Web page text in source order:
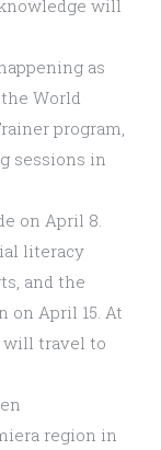
will
as
World
program,
sessions in
on April 8.
literacy
and the
on April 15. At
will travel to
region in